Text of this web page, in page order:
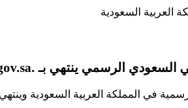
العربية السعودية
السعودي الرسمي ينتهي بـ .gov.sa
في المملكة العربية السعودية وينتهي